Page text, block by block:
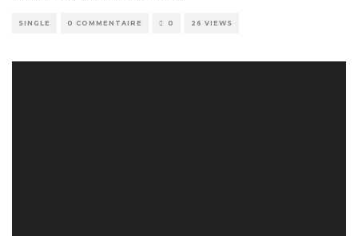
SINGLE 0 COMMENTAIRE 0 26 VIEWS